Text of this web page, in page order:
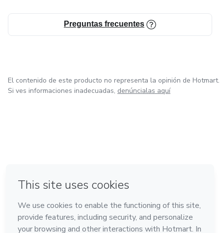
Preguntas frecuentes
El contenido de este producto no representa la opinión de Hotmart.
Si ves informaciones inadecuadas, denúncialas aquí
Hecho con❤ en Belo Horizonte